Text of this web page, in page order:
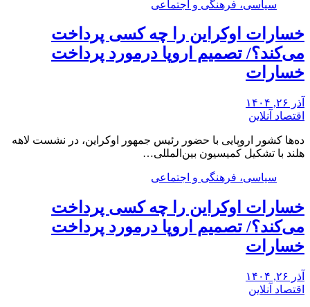
سیاسی، فرهنگی و اجتماعی
خسارات اوکراین را چه کسی پرداخت
می‌کند؟/ تصمیم اروپا درمورد پرداخت
خسارات
آذر ۲۶, ۱۴۰۴
اقتصاد آنلاین
ده‌ها کشور اروپایی با حضور رئیس جمهور اوکراین، در نشست لاهه
هلند با تشکیل کمیسیون بین‌المللی…
سیاسی، فرهنگی و اجتماعی
خسارات اوکراین را چه کسی پرداخت
می‌کند؟/ تصمیم اروپا درمورد پرداخت
خسارات
آذر ۲۶, ۱۴۰۴
اقتصاد آنلاین